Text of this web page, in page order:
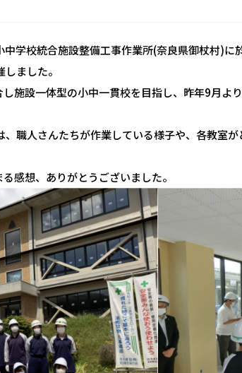
学校統合施設整備工事作業所(奈良県御杖村)に
ました。
施設一体型の小中一貫校を目指し、昨年9月よ
職人さんたちが作業している様子や、各教室
感想、ありがとうございました。